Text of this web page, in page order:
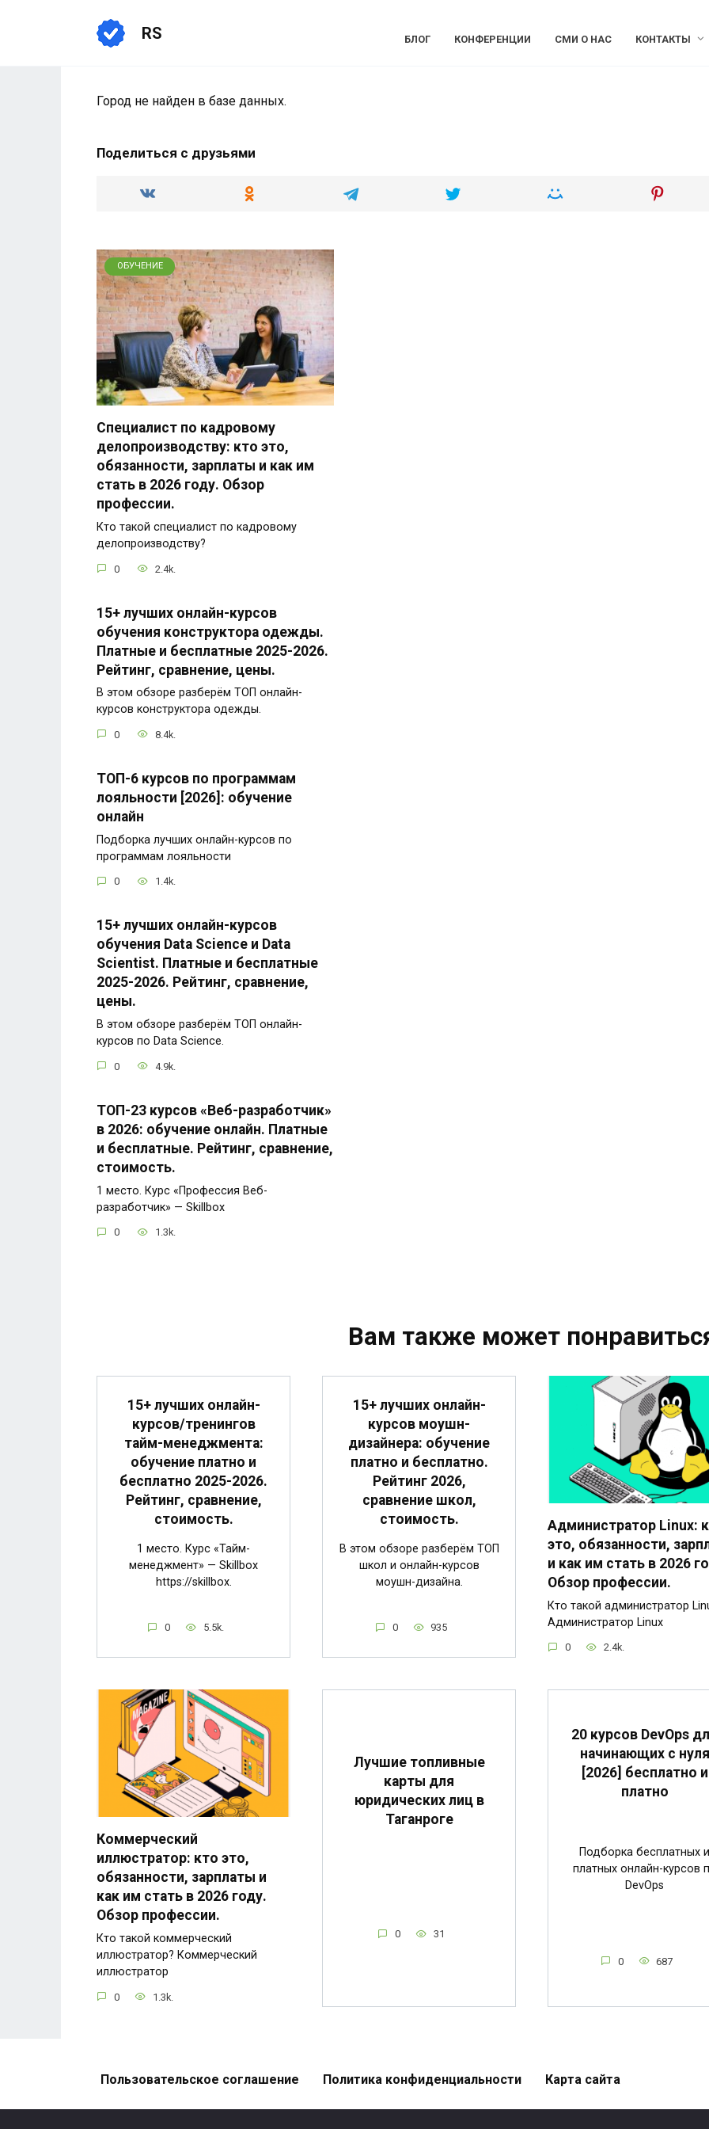
RS БЛОГ КОНФЕРЕНЦИИ СМИ О НАС КОНТАКТЫ
Город не найден в базе данных.
Поделиться с друзьями
ОБУЧЕНИЕ
Специалист по кадровому
делопроизводству: кто это,
обязанности, зарплаты и как им
стать в 2026 году. Обзор
профессии.
Кто такой специалист по кадровому
делопроизводству?
0 2.4k.
15+ лучших онлайн-курсов
обучения конструктора одежды.
Платные и бесплатные 2025-2026.
Рейтинг, сравнение, цены.
В этом обзоре разберём ТОП онлайн-
курсов конструктора одежды.
0 8.4k.
ТОП-6 курсов по программам
лояльности [2026]: обучение
онлайн
Подборка лучших онлайн-курсов по
программам лояльности
0 1.4k.
15+ лучших онлайн-курсов
обучения Data Science и Data
Scientist. Платные и бесплатные
2025-2026. Рейтинг, сравнение,
цены.
В этом обзоре разберём ТОП онлайн-
курсов по Data Science.
0 4.9k.
ТОП-23 курсов «Веб-разработчик»
в 2026: обучение онлайн. Платные
и бесплатные. Рейтинг, сравнение,
стоимость.
1 место. Курс «Профессия Веб-
разработчик» — Skillbox
0 1.3k.
Вам также может
15+ лучших онлайн-
курсов/тренингов
тайм-менеджмента:
обучение платно и
бесплатно 2025-2026.
Рейтинг, сравнение,
стоимость.
1 место. Курс «Тайм-
менеджмент» — Skillbox
https://skillbox.
0 5.5k.
15+ лучших онлайн-
курсов моушн-
дизайнера: обучение
платно и бесплатно.
Рейтинг 2026,
сравнение школ,
стоимость.
В этом обзоре разберём ТОП
школ и онлайн-курсов
моушн-дизайна.
0 935
Администратор Linux:
это, обязанности,
и как им стать в 2026
Обзор профессии.
Кто такой администратор
Администратор Linux
0 2.4k.
Коммерческий
иллюстратор: кто это,
обязанности, зарплаты и
как им стать в 2026 году.
Обзор профессии.
Кто такой коммерческий
иллюстратор? Коммерческий
иллюстратор
0 1.3k.
Лучшие топливные
карты для
юридических лиц в
Таганроге
0 31
20 курсов DevOps
начинающих с нуля
[2026] бесплатно и
платно
Подборка бесплатных и
платных онлайн-курсов
DevOps
0 687
Пользовательское соглашение Политика конфиденциальности Карта сайта